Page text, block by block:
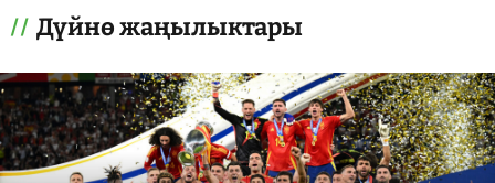
Дүйнө жаңылыктары